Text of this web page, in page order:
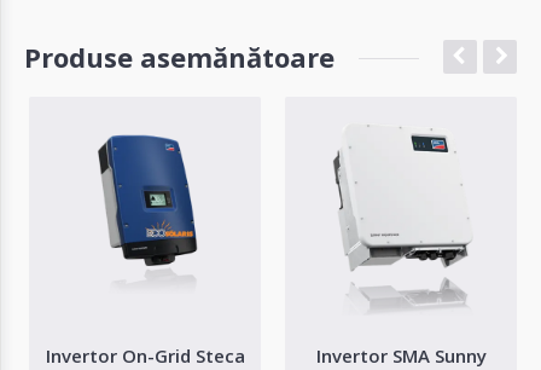
Produse asemănătoare
Invertor On-Grid Steca
Invertor SMA Sunny